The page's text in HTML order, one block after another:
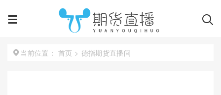
当前位置： 首页 > 德指期货直播间